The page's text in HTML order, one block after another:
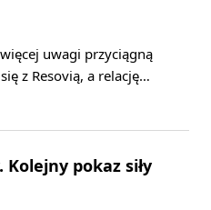
uwagi przyciągną
z Resovią, a relację…
Kolejny pokaz siły